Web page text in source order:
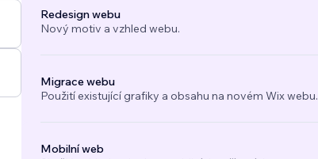
Redesign webu
Nový motiv a vzhled webu.
Migrace webu
Použití existující grafiky a obsahu na novém Wix webu.
Mobilní web